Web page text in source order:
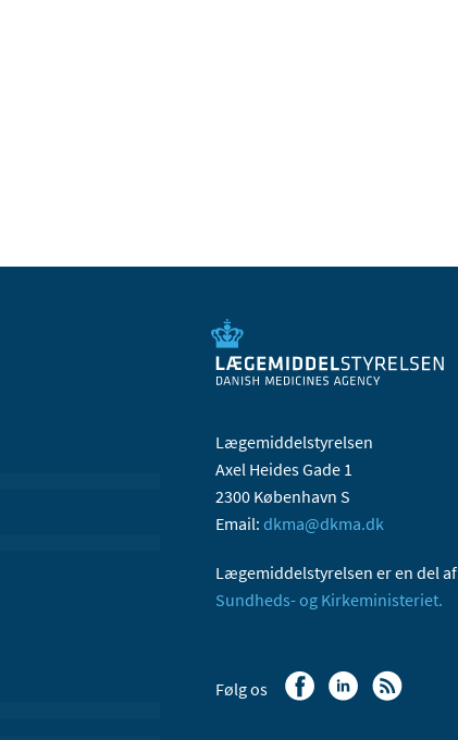
Lægemiddelstyrelsen
Axel Heides Gade 1
2300 København S
Email: dkma@dkma.dk
Lægemiddelstyrelsen er en del af
Sundheds- og Kirkeministeriet.
Følg os